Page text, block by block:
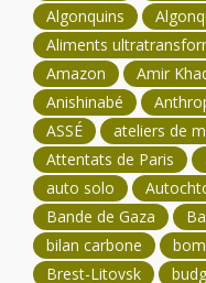
Algonquins
Aliments
Amazon
Amir
Anishinabé
ASSÉ
ateliers de
Attentats de Paris
auto solo
Bande de Gaza
bilan carbone
Brest-Litovsk